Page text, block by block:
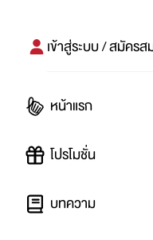
เข้าสู่ระบบ / สมัคร
หน้าแรก
โปรโมชั่น
บทความ
#
ปันโปร PUNPRO ที่ 1 ด้าน
โปรโมชัน